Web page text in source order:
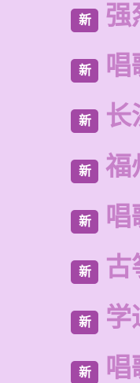
新 强
新 唱
新 长
新 福
新 唱
新 古
新 学
新 唱